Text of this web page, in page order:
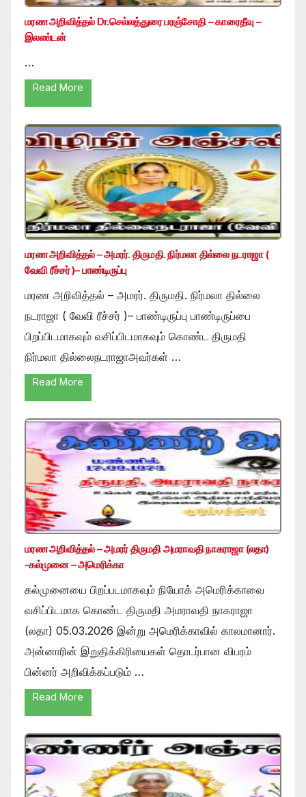
மரண அறிவித்தல் Dr.செல்லத்துரை பரஞ்சோதி – காரைதீவு –
இலண்டன்
…
Read More
மரண அறிவித்தல் – அமரர். திருமதி. நிர்மலா தில்லை நடராஜா (
வேவி ரீச்சர் )– பாண்டிருப்பு
மரண அறிவித்தல் – அமரர். திருமதி. நிர்மலா தில்லை
நடராஜா ( வேவி ரீச்சர் )– பாண்டிருப்பு பாண்டிருப்பை
பிறப்பிடமாகவும் வசிப்பிடமாகவும் கொண்ட திருமதி
நிர்மலா தில்லைநடராஜாஅவர்கள் …
Read More
மரண அறிவித்தல் – அமரர் திருமதி அமராவதி நாகராஜா (லதா)
-கல்முனை – அமெரிக்கா
கல்முனையை பிறப்படமாகவும் நியோக் அமெரிக்காவை
வசிப்பிடமாக கொண்ட திருமதி அமராவதி நாகராஜா
(லதா) 05.03.2026 இன்று அமெரிக்காவில் காலமானார்.
அன்னாரின் இறுதிக்கிரியைகள் தொடர்பான விபரம்
பின்னர் அறிவிக்கப்படும் …
Read More